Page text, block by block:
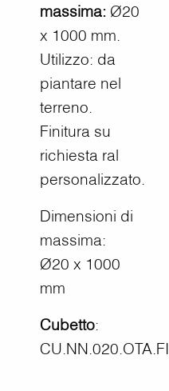
massima: Ø20
x 1000 mm.
Utilizzo: da
piantare nel
terreno.
Finitura su
richiesta ral
personalizzato.
Dimensioni di
massima:
Ø20 x 1000
mm
Cubetto:
CU.NN.020.OTA.FI